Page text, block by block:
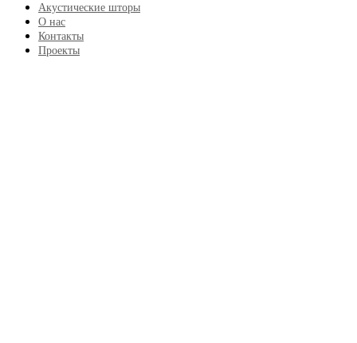
Акустические шторы
О нас
Контакты
Проекты